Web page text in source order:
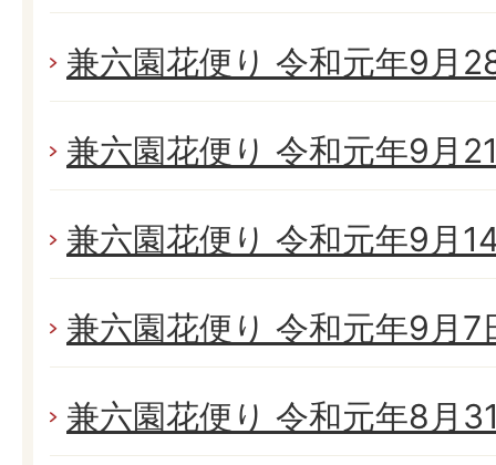
兼六園花便り 令和元年9月
兼六園花便り 令和元年9月
兼六園花便り 令和元年9月
兼六園花便り 令和元年9月7
兼六園花便り 令和元年8月